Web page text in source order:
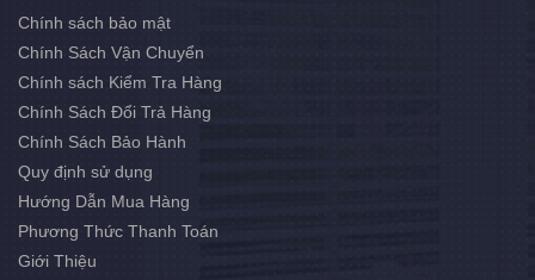
Chính sách bảo mật
Chính Sách Vận Chuyển
Chính sách Kiểm Tra Hàng
Chính Sách Đổi Trả Hàng
Chính Sách Bảo Hành
Quy định sử dụng
Hướng Dẫn Mua Hàng
Phương Thức Thanh Toán
Giới Thiệu